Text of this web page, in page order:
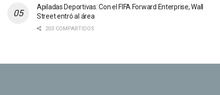
Apiladas Deportivas: Con el FIFA Forward Enterprise, Wall
Street entró al área
203 COMPARTIDOS